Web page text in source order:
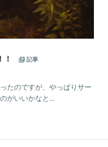
記事
たのですが、やっぱりサー
がいいかなと...